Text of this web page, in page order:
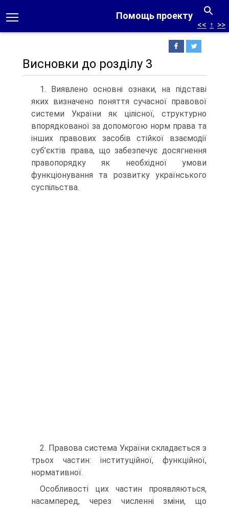
Помощь проекту
<< ↑ >>
Висновки до розділу 3
1. Виявлено основні ознаки, на підставі
яких визначено поняття сучасної правової
системи України як цілісної, структурно
впорядкованої за допомогою норм права та
інших правових засобів стійкої взаємодії
суб’єктів права, що забезпечує досягнення
правопорядку як необхідної умови
функціонування та розвитку українського
суспільства.
2. Правова система України складається з
трьох частин: інституційної, функційної,
нормативної.
Особливості цих частин проявляються,
насамперед, через численні зміни, що